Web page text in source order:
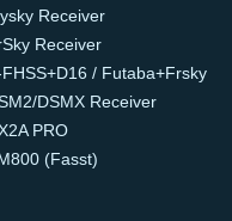
Receiver
Receiver
/ Futaba+Frsky
DSMX Receiver
PRO
(Fasst)